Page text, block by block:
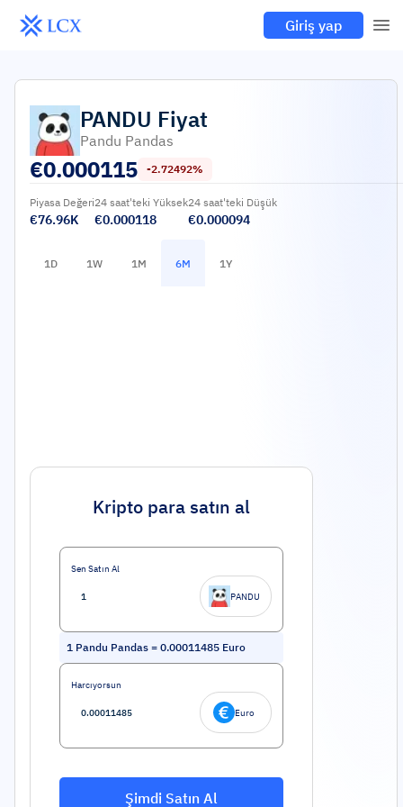
Giriş yap
PANDU Fiyat
Pandu Pandas
€0.000115 -2.72492%
Piyasa Değeri
€76.96K
24 saat'teki Yüksek
€0.000118
24 saat'teki Düşük
€0.000094
1D 1W 1M 6M 1Y
Kripto para satın al
Sen Satın Al
PANDU
1 Pandu Pandas = 0.00011485 Euro
Harcıyorsun
Euro
Şimdi Satın Al